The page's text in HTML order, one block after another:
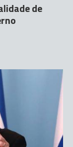
de